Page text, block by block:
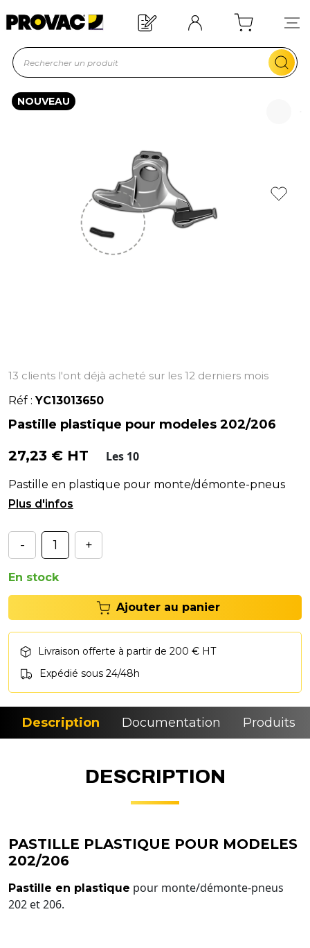
Offre de bienvenue : 20€ offerts !
En savoir plus
NOUVEAU
13 clients l'ont déjà acheté sur les 12 derniers mois
Réf :YC13013650
Pastille plastique pour modeles 202/206
27,23 € HT Les 10
Pastille en plastique pour monte/démonte-pneus
202 et 206.
- +
En stock
Ajouter au panier
Livraison offerte à partir de 200 € HT
Expédié sous 24/48h
Description Documentation Produits
DESCRIPTION
PASTILLE PLASTIQUE POUR MODELES
202/206
Pastille en plastique pour monte/démonte-pneus
202 et 206.